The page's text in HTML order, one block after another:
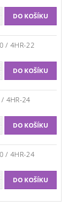
/ 4HR-22
4HR-24
/ 4HR-24